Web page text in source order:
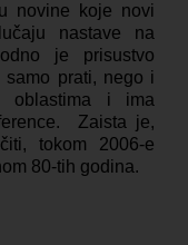
novine koje novi
nastave na
je prisustvo
samo prati, nego i
oblastima i ima
Zaista je,
tokom 2006-e
80-tih godina.